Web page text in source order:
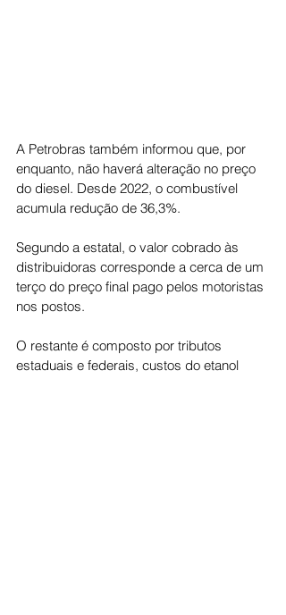
A Petrobras também informou que, por
enquanto, não haverá alteração no preço
do diesel. Desde 2022, o combustível
acumula redução de 36,3%.
Segundo a estatal, o valor cobrado às
distribuidoras corresponde a cerca de um
terço do preço final pago pelos motoristas
nos postos.
O restante é composto por tributos
estaduais e federais, custos do etanol